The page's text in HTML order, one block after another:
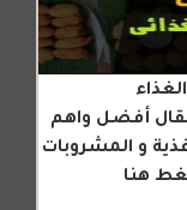
أفضل واهم
و المشروبات
هنا